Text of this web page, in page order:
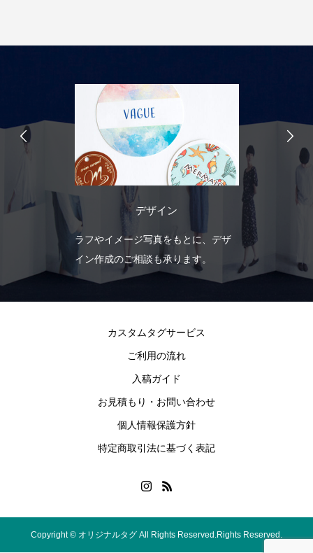
デザイン
ラフやイメージ写真をもとに、デザ
イン作成のご相談も承ります。
カスタムタグサービス
ご利用の流れ
入稿ガイド
お見積もり・お問い合わせ
個人情報保護方針
特定商取引法に基づく表記
Copyright © オリジナルタグ All Rights Reserved.Rights Reserved.